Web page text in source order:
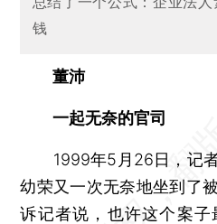
钱
董沛
一起无奈的官司
1999年5月26日，记者
幼荣又一次无奈地坐到了
诉记者说，也许这个案